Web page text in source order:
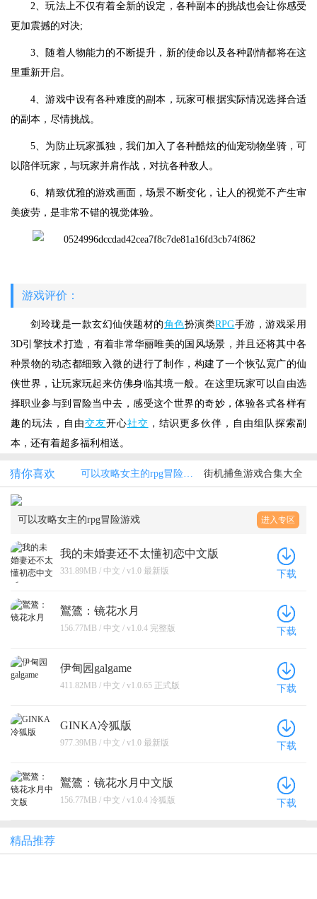
2、玩法上不仅有着全新的设定，各种副本的挑战也会让你感受
更加震撼的对决;
3、随着人物能力的不断提升，新的使命以及各种剧情都将在这
里重新开启。
4、游戏中设有各种难度的副本，玩家可根据实际情况选择合适
的副本，尽情挑战。
5、为防止玩家孤独，我们加入了各种酷炫的仙宠动物坐骑，可
以陪伴玩家，与玩家并肩作战，对抗各种敌人。
6、精致优雅的游戏画面，场景不断变化，让人的视觉不产生审
美疲劳，是非常不错的视觉体验。
游戏评价：
剑玲珑是一款玄幻仙侠题材的角色扮演类RPG手游，游戏采用
3D引擎技术打造，有着非常华丽唯美的国风场景，并且还将其中各
种景物的动态都细致入微的进行了制作，构建了一个恢弘宽广的仙
侠世界，让玩家玩起来仿佛身临其境一般。在这里玩家可以自由选
择职业参与到冒险当中去，感受这个世界的奇妙，体验各式各样有
趣的玩法，自由交友开心社交 ，结识更多伙伴，自由组队探索副
本，还有着超多福利相送。
猜你喜欢 可以攻略女主的rpg冒险游戏 街机捕鱼游戏合集大全
可以攻略女主的rpg冒险游戏 进入专区
我的未婚妻还不太懂初恋中文版
331.89MB / 中文 / v1.0 最新版 下载
鸑鷟：镜花水月
156.77MB / 中文 / v1.0.4 完整版 下载
伊甸园galgame
411.82MB / 中文 / v1.0.65 正式版 下载
GINKA冷狐版
977.39MB / 中文 / v1.0 最新版 下载
鸑鷟：镜花水月中文版
156.77MB / 中文 / v1.0.4 冷狐版 下载
精品推荐